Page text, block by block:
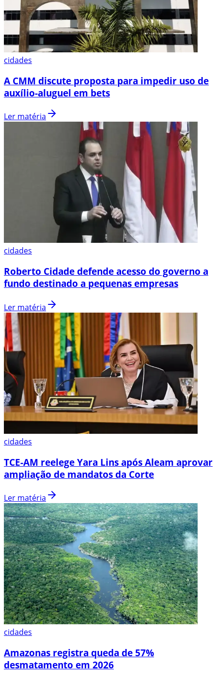
cidades
A CMM discute proposta para impedir uso de
auxílio-aluguel em bets
Ler matéria
cidades
Roberto Cidade defende acesso do governo a
fundo destinado a pequenas empresas
Ler matéria
cidades
TCE-AM reelege Yara Lins após Aleam aprovar
ampliação de mandatos da Corte
Ler matéria
cidades
Amazonas registra queda de 57%
desmatamento em 2026